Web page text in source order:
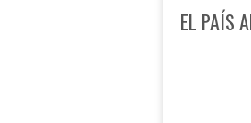
EL PAÍS